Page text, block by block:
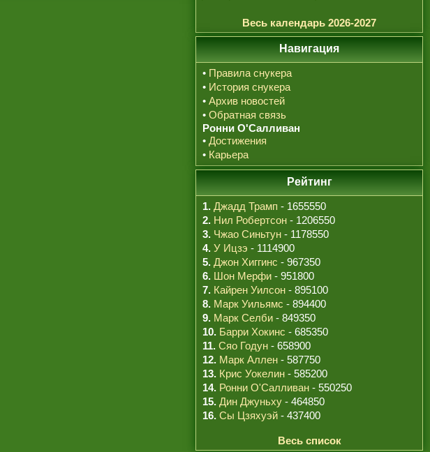
Весь календарь 2026-2027
Навигация
• Правила снукера
• История снукера
• Архив новостей
• Обратная связь
Ронни О'Салливан
• Достижения
• Карьера
Рейтинг
1. Джадд Трамп - 1655550
2. Нил Робертсон - 1206550
3. Чжао Синьтун - 1178550
4. У Ицзэ - 1114900
5. Джон Хиггинс - 967350
6. Шон Мерфи - 951800
7. Кайрен Уилсон - 895100
8. Марк Уильямс - 894400
9. Марк Селби - 849350
10. Барри Хокинс - 685350
11. Сяо Годун - 658900
12. Марк Аллен - 587750
13. Крис Уокелин - 585200
14. Ронни О'Салливан - 550250
15. Дин Джуньху - 464850
16. Сы Цзяхуэй - 437400
Весь список